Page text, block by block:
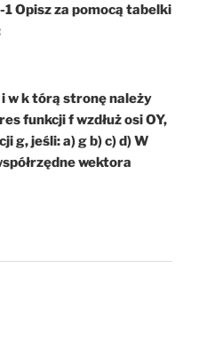
1 Opisz za pomocą tabelki
w k tórą stronę należy
funkcji f wzdłuż osi OY,
g, jeśli: a) g b) c) d) W
wektora